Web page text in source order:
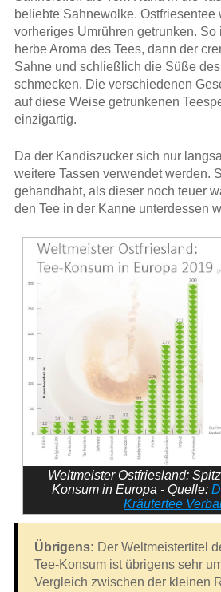
beliebte Sahnewolke.
vorheriges Umrühren getrunken. So
herbe Aroma des Tees, dann der
Sahne und schließlich die Süße
schmecken. Die verschiedenen
auf diese Weise getrunkenen
einzigartig.
Da der Kandiszucker sich nur
weitere Tassen verwendet werden.
gehandhabt, als dieser noch teuer
den Tee in der Kanne unterdessen
Weltmeister Ostfriesland:
Konsum in Europa - Quelle:
Kräutertee
Übrigens: Der Weltmeistertitel
Tee-Konsum ist übrigens sehr
Vergleich zwischen der kleinen